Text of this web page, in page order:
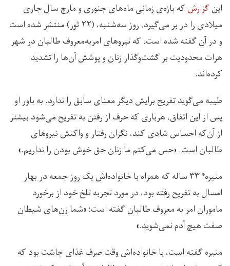
اینگزارشکه بازه‌ی زمانی ماه‌های جنوری و مارچ سال جاری
میلادی را در بر می‌گیرد، روز سه‌شنبه، (۲۲ ثور) منتشر شده است
و در آن گفته شده است، که نیروهای امربه‌معروف طالبان در شهر
هرات محدودیت بر گشت‌وگذار زنان و پوشش آن‌ها را تشدید
کرده‌اند.
طیبه می‌گوید تفریح برایش دیگر معنای سابق را ندارد. به باور او
پس از این اتفاق، هرباری که حرف از رفتن به تفریح می‌شود بیشتر
از آن‌که احساس شادی کند، نگران رفتار و واکنش نیروهای
طالبان است. «حس می‌کنم ما زنان حق خوش بودن را نداریم.»
منیره* ۳۳ ساله که همراه با خانواده‌اش یک روز جمعه در بهار
امسال به تفریح رفته بود، در مورد تجربه تلخ خود از برخورد
ماموران امر به معروف طالبان گفته است: «شما زن‌های شیطان
صفت هیچ آدم نمی‌شوید.»
منیره گفته است، با خانواده‌اش وقت صرف غذای چاشت بود که